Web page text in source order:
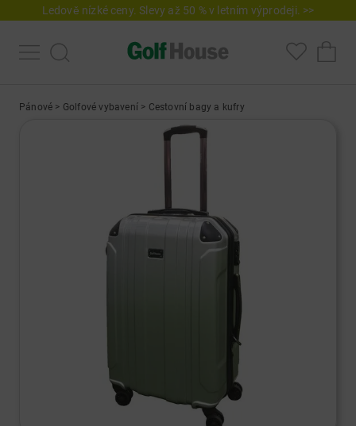
Ledově nízké ceny. Slevy až 50 % v letním výprodeji. >>
Pánové > Golfové vybavení > Cestovní bagy a kufry